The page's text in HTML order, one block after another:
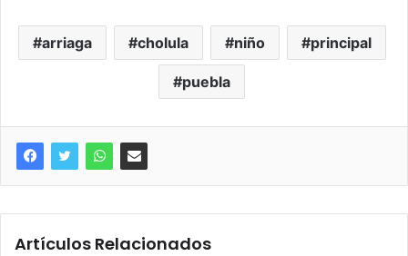
arriaga cholula niño principal
puebla
Artículos Relacionados